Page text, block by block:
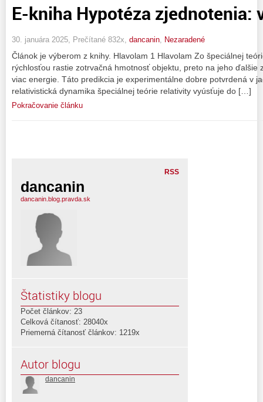
E-kniha Hypotéza zjednotenia:
30. januára 2025, Prečítané 832x, dancanin, Nezaradené
Článok je výberom z knihy. Hlavolam 1 Hlavolam Zo špeciálnej
rýchlosťou rastie zotrvačná hmotnosť objektu, preto na jeho ďalšie
viac energie. Táto predikcia je experimentálne dobre potvrdená v
relativistická dynamika špeciálnej teórie relativity vyúsťuje do […]
Pokračovanie článku
RSS
dancanin
dancanin.blog.pravda.sk
Štatistiky blogu
Počet článkov: 23
Celková čítanosť: 28040x
Priemerná čítanosť článkov: 1219x
Autor blogu
dancanin